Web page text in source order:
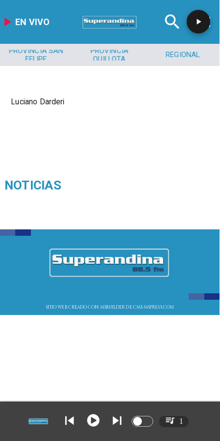
EN VIVO
PROVINCIA SAN
FELIPE
PROVINCIA
QUILLOTA
REGIONAL
Luciano Darderi
NOTICIAS
SITIO WEB CREADO CON MSBUILDER DE CMS-MSPRESS.COM
1